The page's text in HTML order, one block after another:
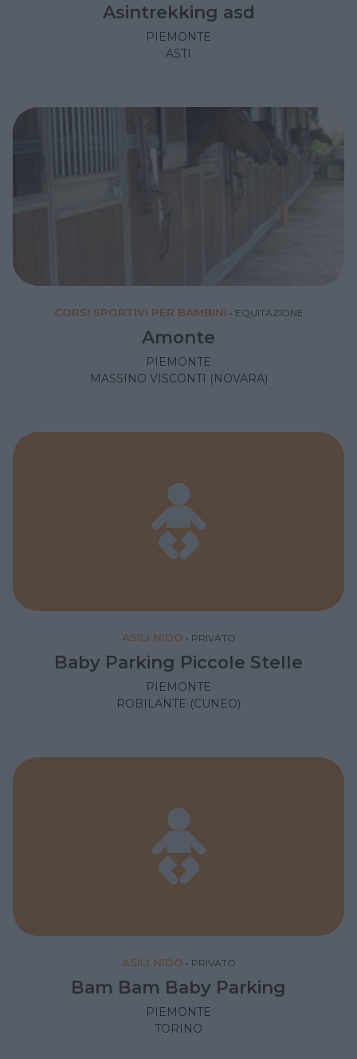
Asintrekking asd
PIEMONTE
ASTI
CORSI SPORTIVI PER BAMBINI • EQUITAZIONE
Amonte
PIEMONTE
MASSINO VISCONTI (NOVARA)
ASILI NIDO • PRIVATO
Baby Parking Piccole Stelle
PIEMONTE
ROBILANTE (CUNEO)
ASILI NIDO • PRIVATO
Bam Bam Baby Parking
PIEMONTE
TORINO